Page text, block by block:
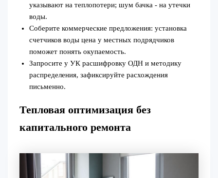
указывают на теплопотери; шум бачка - на утечки
воды.
Соберите коммерческие предложения: установка
счетчиков воды цена у местных подрядчиков
поможет понять окупаемость.
Запросите у УК расшифровку ОДН и методику
распределения, зафиксируйте расхождения
письменно.
Тепловая оптимизация без
капитального ремонта